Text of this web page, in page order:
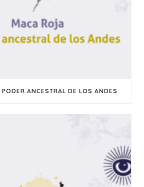
ANCESTRAL DE LOS ANDES